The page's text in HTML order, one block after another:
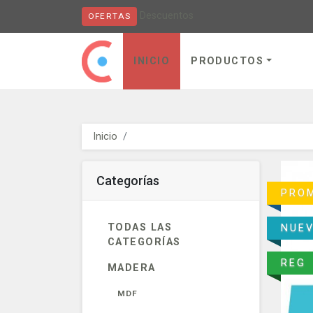
OFERTAS
Obaju - go to homepage
INICIO PRODUCTOS
Inicio
Categorías
TODAS LAS
CATEGORÍAS
MADERA
MDF
REG